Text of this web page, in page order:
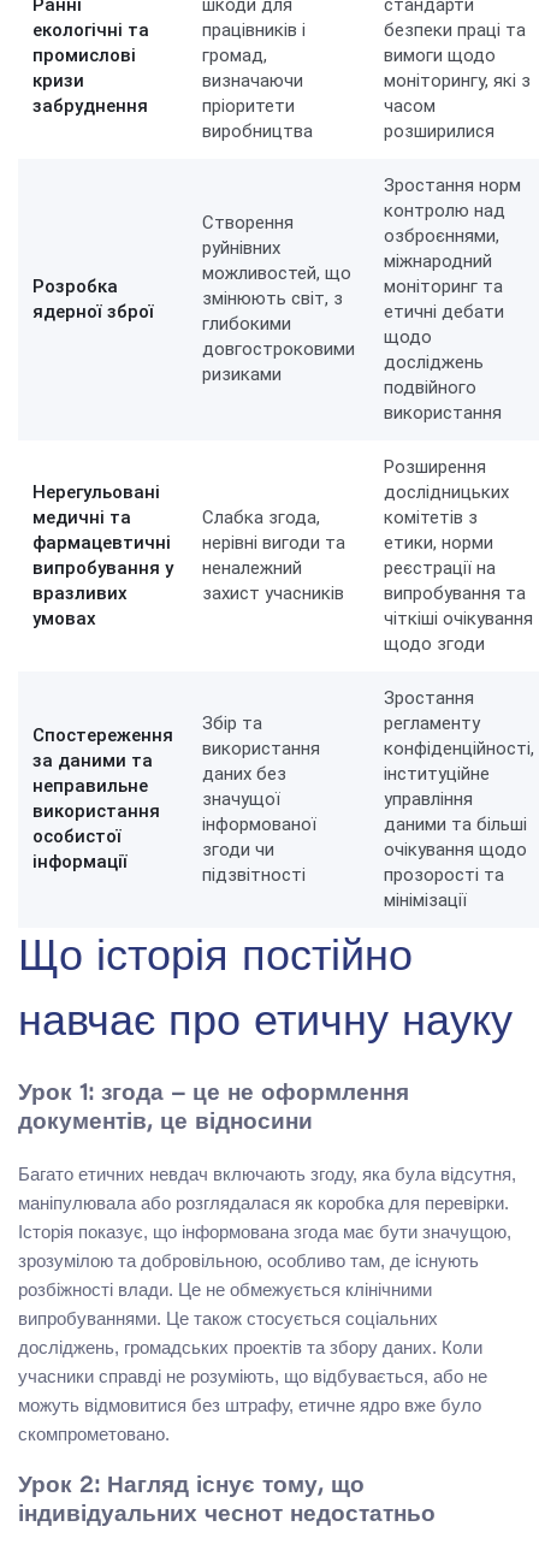
екологічні та
промислові
кризи
забруднення
працівників і
громад,
визначаючи
пріоритети
виробництва
безпеки праці та
вимоги щодо
моніторингу, які з
часом
розширилися
Розробка
ядерної зброї
Створення
руйнівних
можливостей, що
змінюють світ, з
глибокими
довгостроковими
ризиками
Зростання норм
контролю над
озброєннями,
міжнародний
моніторинг та
етичні дебати
щодо
досліджень
подвійного
використання
Нерегульовані
медичні та
фармацевтичні
випробування у
вразливих
умовах
Слабка згода,
нерівні вигоди та
неналежний
захист учасників
Розширення
дослідницьких
комітетів з
етики, норми
реєстрації на
випробування та
чіткіші очікування
щодо згоди
Спостереження
за даними та
неправильне
використання
особистої
інформації
Збір та
використання
даних без
значущої
інформованої
згоди чи
підзвітності
Зростання
регламенту
конфіденційності,
інституційне
управління
даними та більші
очікування щодо
прозорості та
мінімізації
Що історія постійно
навчає про етичну науку
Урок 1: згода – це не оформлення
документів, це відносини
Багато етичних невдач включають згоду, яка була відсутня,
маніпулювала або розглядалася як коробка для перевірки.
Історія показує, що інформована згода має бути значущою,
зрозумілою та добровільною, особливо там, де існують
розбіжності влади. Це не обмежується клінічними
випробуваннями. Це також стосується соціальних
досліджень, громадських проектів та збору даних. Коли
учасники справді не розуміють, що відбувається, або не
можуть відмовитися без штрафу, етичне ядро вже було
скомпрометовано.
Урок 2: Нагляд існує тому, що
індивідуальних чеснот недостатньо